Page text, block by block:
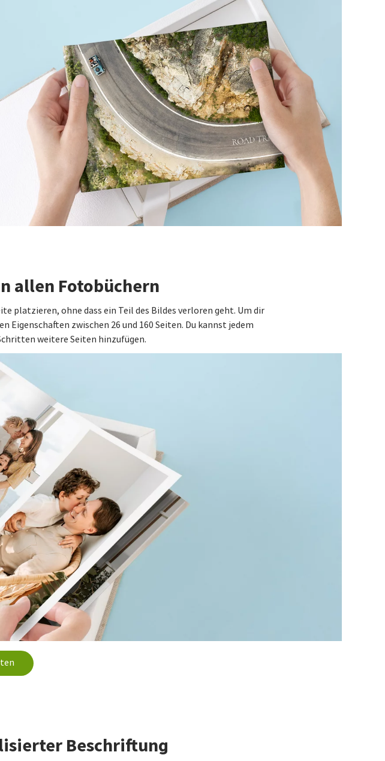
allen Fotobüchern
platzieren, ohne dass ein Teil des Bildes verloren geht. Um dir
zwischen 26 und 160 Seiten. Du kannst jedem
weitere Seiten hinzufügen.
Beschriftung